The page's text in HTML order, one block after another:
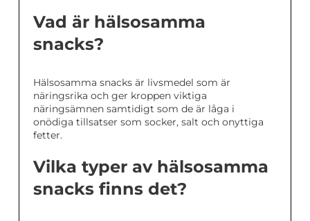
Vad är hälsosamma
snacks?
Hälsosamma snacks är livsmedel som är
näringsrika och ger kroppen viktiga
näringsämnen samtidigt som de är låga i
onödiga tillsatser som socker, salt och onyttiga
fetter.
Vilka typer av hälsosamma
snacks finns det?